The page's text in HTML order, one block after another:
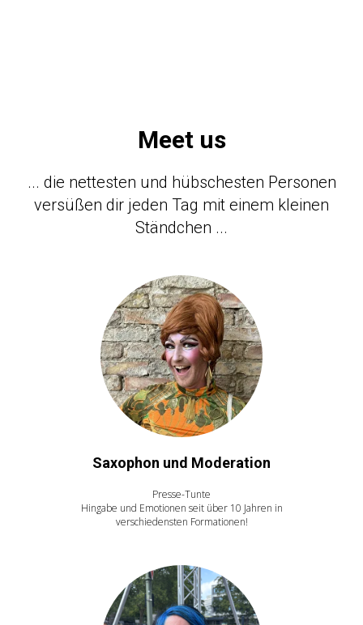
Meet us
... die nettesten und hübschesten Personen
versüßen dir jeden Tag mit einem kleinen
Ständchen ...
Saxophon und Moderation
Presse-Tunte
Hingabe und Emotionen seit über 10 Jahren in
verschiedensten Formationen!